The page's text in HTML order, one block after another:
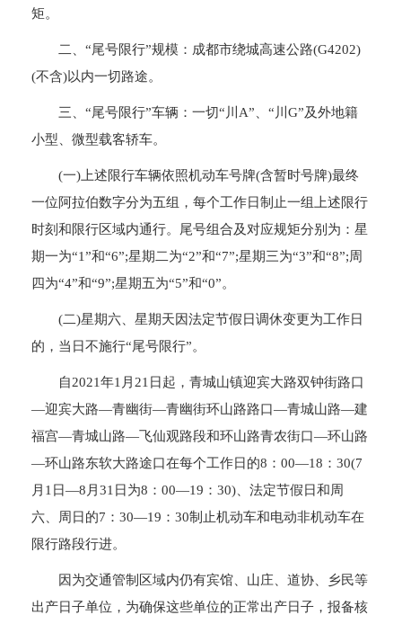
矩。
二、“尾号限行”规模：成都市绕城高速公路(G4202)
(不含)以内一切路途。
三、“尾号限行”车辆：一切“川A”、“川G”及外地籍
小型、微型载客轿车。
(一)上述限行车辆依照机动车号牌(含暂时号牌)最终
一位阿拉伯数字分为五组，每个工作日制止一组上述限行
时刻和限行区域内通行。尾号组合及对应规矩分别为：星
期一为“1”和“6”;星期二为“2”和“7”;星期三为“3”和“8”;周
四为“4”和“9”;星期五为“5”和“0”。
(二)星期六、星期天因法定节假日调休变更为工作日
的，当日不施行“尾号限行”。
自2021年1月21日起，青城山镇迎宾大路双钟街路口
—迎宾大路—青幽街—青幽街环山路路口—青城山路—建
福宫—青城山路—飞仙观路段和环山路青农街口—环山路
—环山路东软大路途口在每个工作日的8：00—18：30(7
月1日—8月31日为8：00—19：30)、法定节假日和周
六、周日的7：30—19：30制止机动车和电动非机动车在
限行路段行进。
因为交通管制区域内仍有宾馆、山庄、道协、乡民等
出产日子单位，为确保这些单位的正常出产日子，报备核